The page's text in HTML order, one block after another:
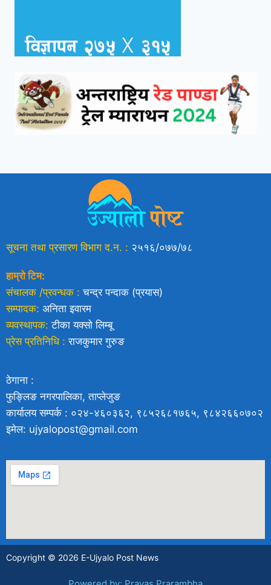
सूचना तथा प्रसारण विभाग द.न. : २५१६/०७७/७८
हाम्रो टिम:
संचालक /प्रवन्धक : चन्द्र पन्दाक (प्रयास)
सम्पादक: अनिता इवारम
व्यवस्थापक: टीका यक्साे लिम्बू
प्रेस प्रतिनिधि : राजकुमार गुरुङ
ठेगाना :
फुङ्लिङ नगरपालिका, ताप्लेजुङ
कार्यालय सम्पर्क : ०२४-४६०३६२, ९८५२६८१७६५, ९८४२६६०७०२
इमेल: ujyalopost@gmail.com
Copyright © 2026 E-Ujyalo Post News